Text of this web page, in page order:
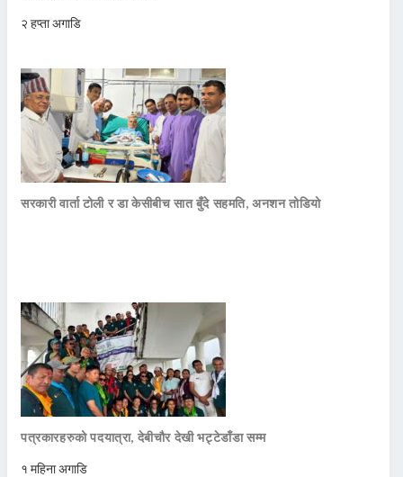
२ हप्ता अगाडि
सरकारी वार्ता टोली र डा केसीबीच सात बुँदे सहमति, अनशन तोडियो
पत्रकारहरुको पदयात्रा, देबीचौर देखी भट्टेडाँडा सम्म
१ महिना अगाडि